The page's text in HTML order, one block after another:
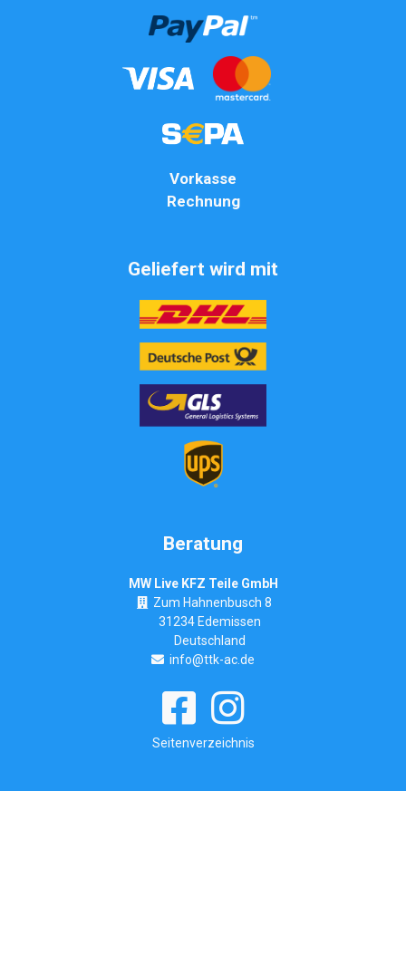
Vorkasse
Rechnung
Geliefert wird mit
Beratung
MW Live KFZ Teile GmbH
Zum Hahnenbusch 8
31234 Edemissen
Deutschland
info@ttk-ac.de
Seitenverzeichnis